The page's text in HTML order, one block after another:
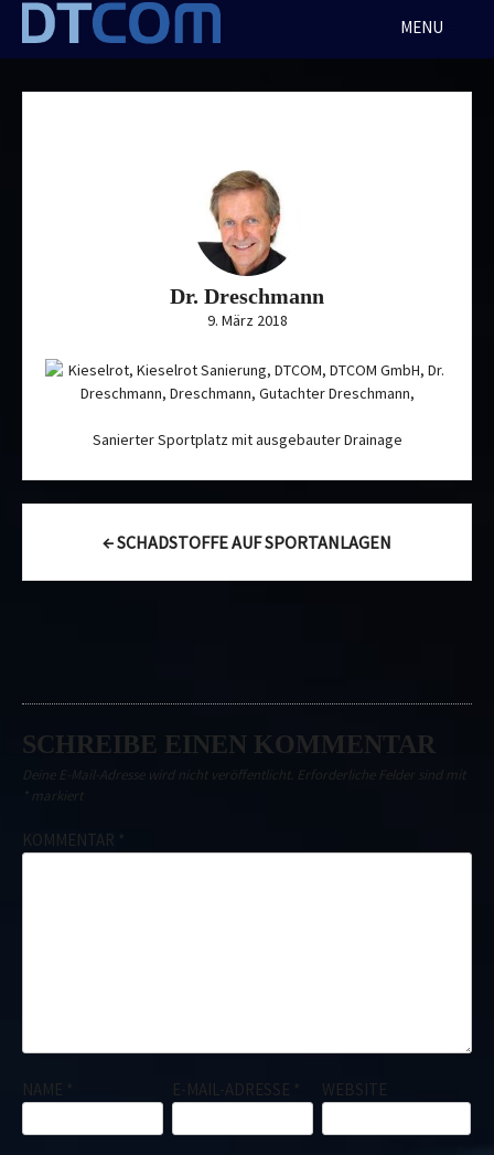
Skip
content
MENU
Dr. Dreschmann
9. März 2018
Sanierter Sportplatz mit ausgebauter Drainage
navigation
←SCHADSTOFFE AUF SPORTANLAGEN
SCHREIBE EINEN KOMMENTAR
Deine E-Mail-Adresse wird nicht veröffentlicht. Erforderliche Felder sind mit
* markiert
KOMMENTAR *
NAME * E-MAIL-ADRESSE * WEBSITE